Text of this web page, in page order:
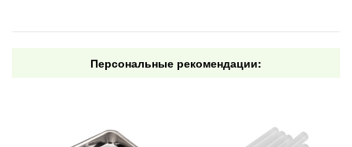
Персональные рекомендации: